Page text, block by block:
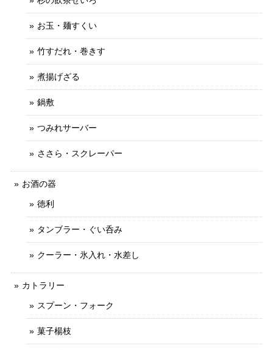
お玉・麺すくい
竹すだれ・巻きす
煮揚げざる
鍋敷
つみれサーバー
ささら・スクレーパー
お酒の器
徳利
タンブラー・ぐい呑み
クーラー・氷入れ・水差し
カトラリー
スプーン・フォーク
菓子楊枝